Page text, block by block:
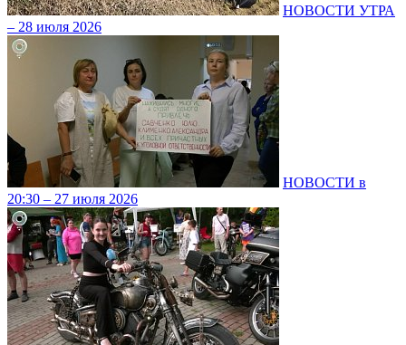
НОВОСТИ УТРА
– 28 июля 2026
НОВОСТИ в
20:30 – 27 июля 2026